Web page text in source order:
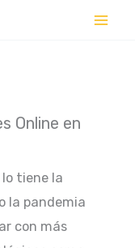
Online en
tiene la
la pandemia
con más